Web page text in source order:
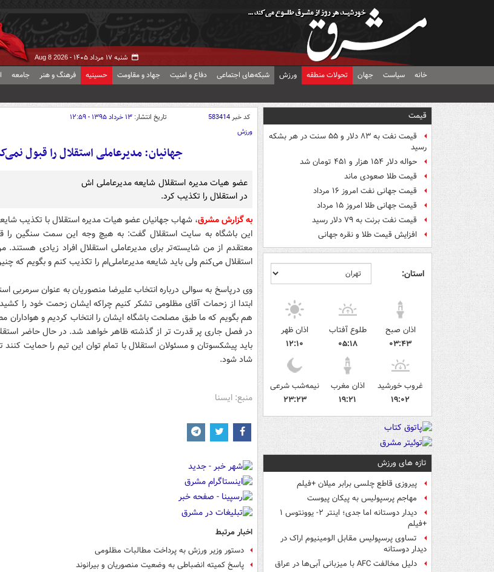
شنبه ۱۷ مرداد ۱۴۰۵ - Aug 8 2026
خانه سیاست جهان تحولات منطقه ورزش شبکه‌های اجتماعی دفاع و امنیت جهاد و مقاومت حسینیه فرهنگ و هنر جامعه
قیمت
قیمت نفت به ۸۳ دلار و ۵۵ سنت در هر بشکه
رسید
حواله دلار ۱۵۴ هزار و ۴۵۱ تومان شد
قیمت طلا صعودی ماند
قیمت جهانی نفت امروز ۱۶ مرداد
قیمت جهانی طلا امروز ۱۵ مرداد
قیمت نفت برنت به ۷۹ دلار رسید
افزایش قیمت طلا و نقره جهانی
استان:
اذان صبح
۰۳:۴۳
طلوع آفتاب
۰۵:۱۸
اذان ظهر
۱۲:۱۰
غروب خورشید
۱۹:۰۲
اذان مغرب
۱۹:۲۱
نیمه‌شب شرعی
۲۳:۲۳
تازه های ورزش
پیروزی قاطع چلسی برابر میلان +فیلم
مهاجم پرسپولیس به پیکان پیوست
دیدار دوستانه اما جدی؛ اینتر ۲- یوونتوس ۱
+فیلم
تساوی پرسپولیس مقابل الومینیوم اراک در
دیدار دوستانه
دلیل مخالفت AFC با میزبانی آبی‌ها در عراق
کد خبر583414 تاریخ انتشار: ۱۳ خرداد ۱۳۹۵ - ۱۲:۵۹
ورزش
جهانیان: مدیرعاملی استقلال را قبول
عضو هیات مدیره استقلال شایعه مدیرعاملی اش
در استقلال را تکذیب کرد.
به گزارش مشرق، شهاب جهانیان عضو هیات مدیره استقلال با تکذیب
این باشگاه به سایت استقلال گفت: به هیچ وجه این سمت سنگین را
معتقدم از من شایسته‌تر برای مدیرعاملی استقلال افراد زیادی هستند.
استقلال می‌کنم ولی باید شایعه مدیرعاملی‌ام را تکذیب کنم و بگویم که
وی درپاسخ به سوالی درباره انتخاب علیرضا منصوریان به عنوان سرمربی
ابتدا از زحمات آقای مظلومی تشکر کنیم چراکه ایشان زحمت خود را
هم بگویم که ما طبق مصلحت باشگاه ایشان را انتخاب کردیم و هواداران
در فصل جاری پر قدرت تر از گذشته ظاهر خواهد شد. در حال حاضر
باید پیشکسوتان و مسئولان استقلال با تمام توان این تیم را حمایت کنند
شاد شود.
منبع: ایسنا
اخبار مرتبط
دستور وزیر ورزش به پرداخت مطالبات مظلومی
پاسخ کمیته‌ انضباطی به وضعیت منصوریان و بیرانوند